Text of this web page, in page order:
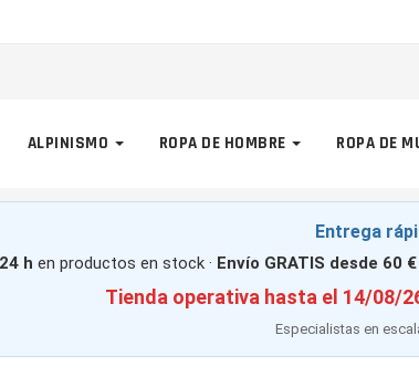
ALPINISMO ROPA DE HOMBRE ROPA DE
Entrega
h en productos en stock · Envío GRATIS desde 60 €
Tienda operativa hasta el 14/08/
Especialistas en